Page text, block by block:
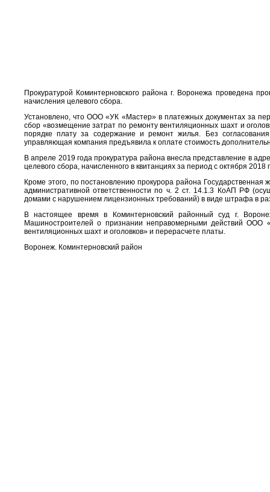
Прокуратурой Коминтерновского района г. Воронежа проведена
начисления целевого сбора.
Установлено, что ООО «УК «Мастер» в платежных документах за
сбор «возмещение затрат по ремонту вентиляционных шахт и
порядке плату за содержание и ремонт жилья. Без
управляющая компания предъявила к оплате стоимость
В апреле 2019 года прокуратура района внесла представление в
целевого сбора, начисленного в квитанциях за период с октября 2018
Кроме этого, по постановлению прокурора района
административной ответственности по ч. 2 ст. 14.1.3 КоАП РФ
домами с нарушением лицензионных требований) в виде штрафа в
В настоящее время в Коминтерновский районный суд г.
Машиностроителей о признании неправомерными действий ООО
вентиляционных шахт и оголовков» и перерасчете платы.
Воронеж. Коминтерновский район